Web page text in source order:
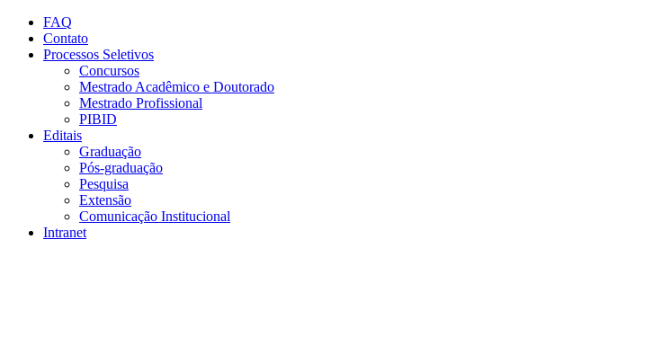
Conteúdo principal
FAQ
Contato
Processos Seletivos
Concursos
Mestrado Acadêmico e Doutorado
Mestrado Profissional
PIBID
Editais
Graduação
Pós-graduação
Pesquisa
Extensão
Comunicação Institucional
Intranet